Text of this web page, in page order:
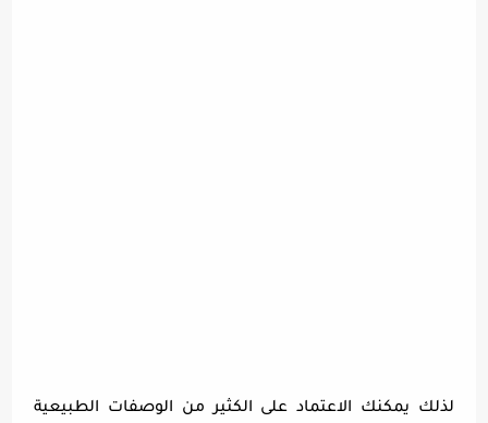
لذلك يمكنك الاعتماد على الكثير من الوصفات الطبيعية